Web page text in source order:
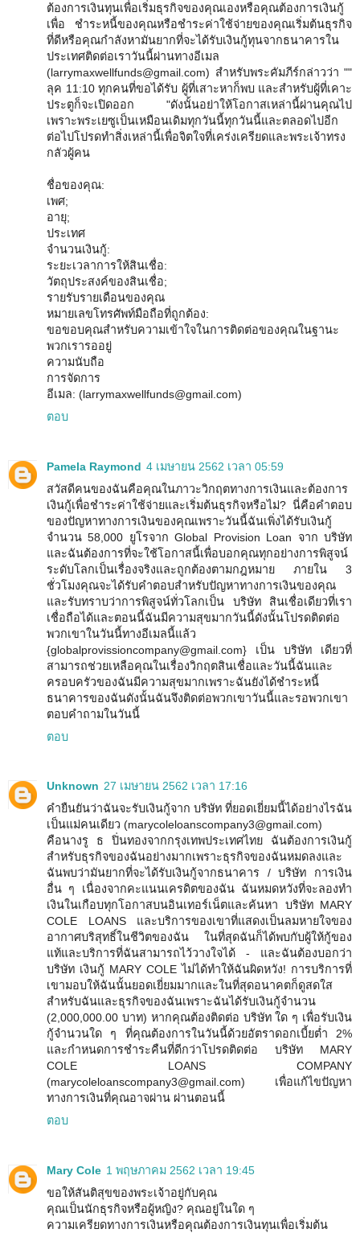
ต้องการเงินทุนเพื่อเริ่มธุรกิจของคุณเองหรือคุณต้องการเงินกู้
เพื่อ ชำระหนี้ของคุณหรือชำระค่าใช้จ่ายของคุณเริ่มต้นธุรกิจ
ที่ดีหรือคุณกำลังหามันยากที่จะได้รับเงินกู้ทุนจากธนาคารใน
ประเทศติดต่อเราวันนี้ผ่านทางอีเมล
(larrymaxwellfunds@gmail.com) สำหรับพระคัมภีร์กล่าวว่า ""
ลุค 11:10 ทุกคนที่ขอได้รับ ผู้ที่เสาะหาก็พบ และสำหรับผู้ที่เคาะ
ประตูก็จะเปิดออก "ดังนั้นอย่าให้โอกาสเหล่านี้ผ่านคุณไป
เพราะพระเยซูเป็นเหมือนเดิมทุกวันนี้ทุกวันนี้และตลอดไปอีก
ต่อไปโปรดทำสิ่งเหล่านี้เพื่อจิตใจที่เคร่งเครียดและพระเจ้าทรง
กลัวผู้คน
ชื่อของคุณ:
เพศ;
อายุ;
ประเทศ
จำนวนเงินกู้:
ระยะเวลาการให้สินเชื่อ:
วัตถุประสงค์ของสินเชื่อ;
รายรับรายเดือนของคุณ
หมายเลขโทรศัพท์มือถือที่ถูกต้อง:
ขอขอบคุณสำหรับความเข้าใจในการติดต่อของคุณในฐานะ
พวกเรารออยู่
ความนับถือ
การจัดการ
อีเมล: (larrymaxwellfunds@gmail.com)
ตอบ
Pamela Raymond 4 เมษายน 2562 เวลา 05:59
สวัสดีคนของฉันคือคุณในภาวะวิกฤตทางการเงินและต้องการ
เงินกู้เพื่อชำระค่าใช้จ่ายและเริ่มต้นธุรกิจหรือไม่? นี่คือคำตอบ
ของปัญหาทางการเงินของคุณเพราะวันนี้ฉันเพิ่งได้รับเงินกู้
จำนวน 58,000 ยูโรจาก Global Provision Loan จาก บริษัท
และฉันต้องการที่จะใช้โอกาสนี้เพื่อบอกคุณทุกอย่างการพิสูจน์
ระดับโลกเป็นเรื่องจริงและถูกต้องตามกฎหมาย ภายใน 3
ชั่วโมงคุณจะได้รับคำตอบสำหรับปัญหาทางการเงินของคุณ
และรับทราบว่าการพิสูจน์ทั่วโลกเป็น บริษัท สินเชื่อเดียวที่เรา
เชื่อถือได้และตอนนี้ฉันมีความสุขมากวันนี้ดังนั้นโปรดติดต่อ
พวกเขาในวันนี้ทางอีเมลนี้แล้ว
{globalprovissioncompany@gmail.com} เป็น บริษัท เดียวที่
สามารถช่วยเหลือคุณในเรื่องวิกฤตสินเชื่อและวันนี้ฉันและ
ครอบครัวของฉันมีความสุขมากเพราะฉันยังได้ชำระหนี้
ธนาคารของฉันดังนั้นฉันจึงติดต่อพวกเขาวันนี้และรอพวกเขา
ตอบคำถามในวันนี้
ตอบ
Unknown 27 เมษายน 2562 เวลา 17:16
คำยืนยันว่าฉันจะรับเงินกู้จาก บริษัท ที่ยอดเยี่ยมนี้ได้อย่างไรฉัน
เป็นแม่คนเดียว (marycoleloanscompany3@gmail.com)
คือนางรู ธ ปิ่นทองจากกรุงเทพประเทศไทย ฉันต้องการเงินกู้
สำหรับธุรกิจของฉันอย่างมากเพราะธุรกิจของฉันหมดลงและ
ฉันพบว่ามันยากที่จะได้รับเงินกู้จากธนาคาร / บริษัท การเงิน
อื่น ๆ เนื่องจากคะแนนเครดิตของฉัน ฉันหมดหวังที่จะลองทำ
เงินในเกือบทุกโอกาสบนอินเทอร์เน็ตและค้นหา บริษัท MARY
COLE LOANS และบริการของเขาที่แสดงเป็นลมหายใจของ
อากาศบริสุทธิ์ในชีวิตของฉัน ในที่สุดฉันก็ได้พบกับผู้ให้กู้ของ
แท้และบริการที่ฉันสามารถไว้วางใจได้ - และฉันต้องบอกว่า
บริษัท เงินกู้ MARY COLE ไม่ได้ทำให้ฉันผิดหวัง! การบริการที่
เขามอบให้ฉันนั้นยอดเยี่ยมมากและในที่สุดอนาคตก็ดูสดใส
สำหรับฉันและธุรกิจของฉันเพราะฉันได้รับเงินกู้จำนวน
(2,000,000.00 บาท) หากคุณต้องติดต่อ บริษัท ใด ๆ เพื่อรับเงิน
กู้จำนวนใด ๆ ที่คุณต้องการในวันนี้ด้วยอัตราดอกเบี้ยต่ำ 2%
และกำหนดการชำระคืนที่ดีกว่าโปรดติดต่อ บริษัท MARY
COLE LOANS COMPANY
(marycoleloanscompany3@gmail.com) เพื่อแก้ไขปัญหา
ทางการเงินที่คุณอาจผ่าน ผ่านตอนนี้
ตอบ
Mary Cole 1 พฤษภาคม 2562 เวลา 19:45
ขอให้สันติสุขของพระเจ้าอยู่กับคุณ
คุณเป็นนักธุรกิจหรือผู้หญิง? คุณอยู่ในใด ๆ
ความเครียดทางการเงินหรือคุณต้องการเงินทุนเพื่อเริ่มต้น